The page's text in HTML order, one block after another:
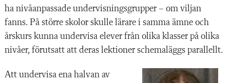
ha nivåanpassade undervisningsgrupper – om viljan
fanns. På större skolor skulle lärare i samma ämne och
årskurs kunna undervisa elever från olika klasser på olika
nivåer, förutsatt att deras lektioner schemaläggs parallellt.
Att undervisa ena halvan av